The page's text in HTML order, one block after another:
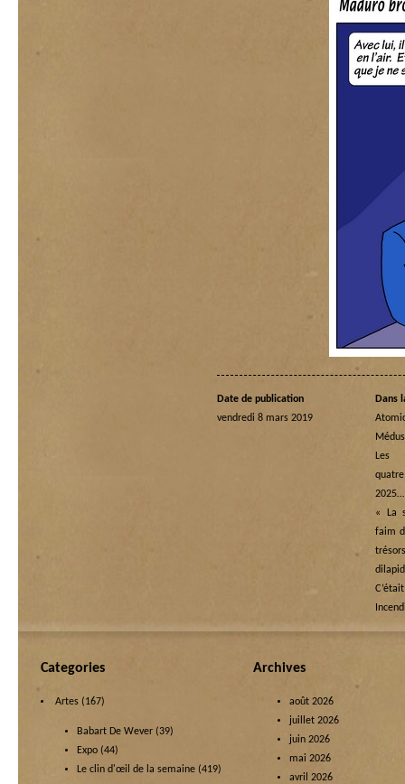
Date de publication
vendredi 8 mars 2019
Dans
Les
quatre
2025…
« La
faim
Categories
Artes (167)
Babart De Wever (39)
Expo (44)
Le clin d'œil de la semaine (419)
Archives
août 2026
juillet 2026
juin 2026
mai 2026
avril 2026